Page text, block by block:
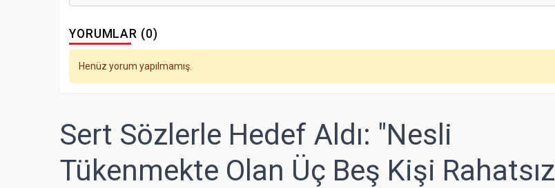
YORUMLAR (0)
Henüz yorum yapılmamış.
Sert Sözlerle Hedef Aldı: "Nesli
Tükenmekte Olan Üç Beş Kişi Rahatsız